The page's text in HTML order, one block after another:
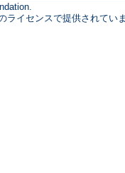
ライセンスで提供されてい